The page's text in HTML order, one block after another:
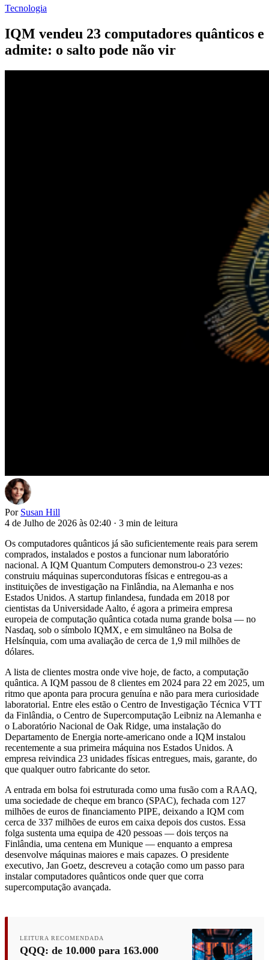
Tecnologia
IQM vendeu 23 computadores quânticos e
admite: o salto pode não vir
Por Susan Hill
4 de Julho de 2026 às 02:40 · 3 min de leitura
Os computadores quânticos já são suficientemente reais para serem
comprados, instalados e postos a funcionar num laboratório
nacional. A IQM Quantum Computers demonstrou-o 23 vezes:
construiu máquinas supercondutoras físicas e entregou-as a
instituições de investigação na Finlândia, na Alemanha e nos
Estados Unidos. A startup finlandesa, fundada em 2018 por
cientistas da Universidade Aalto, é agora a primeira empresa
europeia de computação quântica cotada numa grande bolsa — no
Nasdaq, sob o símbolo IQMX, e em simultâneo na Bolsa de
Helsínquia, com uma avaliação de cerca de 1,9 mil milhões de
dólares.
A lista de clientes mostra onde vive hoje, de facto, a computação
quântica. A IQM passou de 8 clientes em 2024 para 22 em 2025, um
ritmo que aponta para procura genuína e não para mera curiosidade
laboratorial. Entre eles estão o Centro de Investigação Técnica VTT
da Finlândia, o Centro de Supercomputação Leibniz na Alemanha e
o Laboratório Nacional de Oak Ridge, uma instalação do
Departamento de Energia norte-americano onde a IQM instalou
recentemente a sua primeira máquina nos Estados Unidos. A
empresa reivindica 23 unidades físicas entregues, mais, garante, do
que qualquer outro fabricante do setor.
A entrada em bolsa foi estruturada como uma fusão com a RAAQ,
uma sociedade de cheque em branco (SPAC), fechada com 127
milhões de euros de financiamento PIPE, deixando a IQM com
cerca de 337 milhões de euros em caixa depois dos custos. Essa
folga sustenta uma equipa de 420 pessoas — dois terços na
Finlândia, uma centena em Munique — enquanto a empresa
desenvolve máquinas maiores e mais capazes. O presidente
executivo, Jan Goetz, descreveu a cotação como um passo para
instalar computadores quânticos onde quer que corra
supercomputação avançada.
LEITURA RECOMENDADA
QQQ: de 10.000 para 163.000